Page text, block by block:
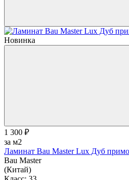
Новинка
1 300 ₽
за м2
Ламинат Bau Master Lux Дуб
Bau Master
(Китай)